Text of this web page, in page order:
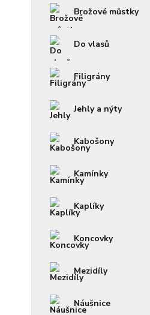
Brožové můstky
Do vlasů
Filigrány
Jehly a nýty
Kabošony
Kamínky
Kaplíky
Koncovky
Mezidíly
Náušnice